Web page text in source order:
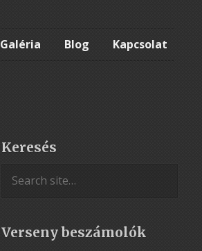
Galéria Blog Kapcsolat
Keresés
Verseny beszámolók